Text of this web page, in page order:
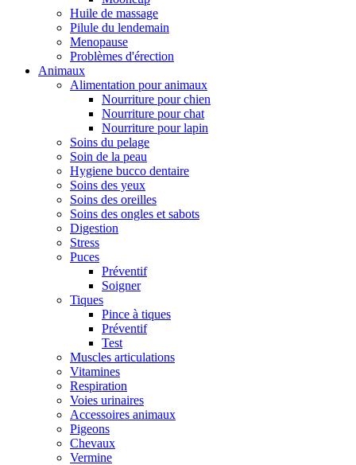
Huile de massage
Pilule du lendemain
Menopause
Problèmes d'érection
Animaux
Alimentation pour animaux
Nourriture pour chien
Nourriture pour chat
Nourriture pour lapin
Soins du pelage
Soin de la peau
Hygiene bucco dentaire
Soins des yeux
Soins des oreilles
Soins des ongles et sabots
Digestion
Stress
Puces
Préventif
Soigner
Tiques
Pince à tiques
Préventif
Test
Muscles articulations
Vitamines
Respiration
Voies urinaires
Accessoires animaux
Pigeons
Chevaux
Vermine